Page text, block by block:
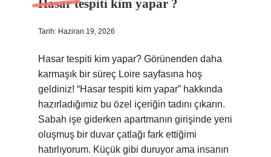
Hasar tespiti kim yapar ?
Tarih: Haziran 19, 2026
Hasar tespiti kim yapar? Görünenden daha
karmaşık bir süreç Loire sayfasına hoş
geldiniz! “Hasar tespiti kim yapar” hakkında
hazırladığımız bu özel içeriğin tadını çıkarın.
Sabah işe giderken apartmanın girişinde yeni
oluşmuş bir duvar çatlağı fark ettiğimi
hatırlıyorum. Küçük gibi duruyor ama insanın